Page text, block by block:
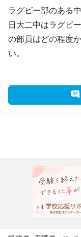
ラグビー部のある
日大二中はラグビ
の部員はどの程度
い。